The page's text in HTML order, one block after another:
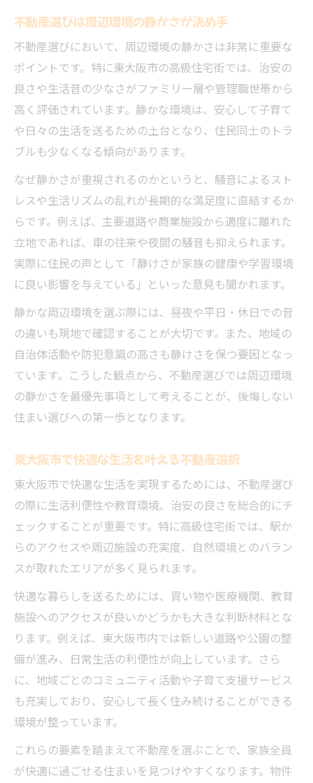
高級住宅街に強い不動産会社選びのヒント
不動産目線で見る東大阪市の高級住宅地事
情
高級エリアの不動産需要と住宅選びの基準
子育て世帯に最適な不動産選びの秘訣
不動産選びは子育て環境と教育面で比較
子育て世帯が求める不動産と周辺施設の充
実
ファミリー向け不動産の周辺環境チェック
法
教育環境と不動産選びの両立が住み心地に
直結
治安と教育環境が整う街に住むメリット
不動産選びで重視すべき治安と教育環境の
両立
東大阪市の治安が不動産の価値を高める理
由
ント
安心して暮らせる不動産と地域連携の強さ
治安の良い不動産エリアが子育て世帯に人
気
東大阪市の暮らしやすさを徹底解説
不動産購入前に知るべき東大阪市の暮らし
やすさ
暮らしやすさが際立つ不動産エリアの魅力
周辺環境と不動産が支える快適な日常生活
生活利便性が高い不動産の見極め方
家族で安心して暮らせる不動産環境の条件
住環境充実で安心感を得られる不動産選択
安心して暮らせる不動産の条件と周辺環境
不動産選びは周辺環境の静かさが決め手
不動産選びにおいて、周辺環境の静かさは非常に重要な
ポイントです。特に東大阪市の高級住宅街では、治安の
良さや生活音の少なさがファミリー層や管理職世帯から
高く評価されています。静かな環境は、安心して子育て
や日々の生活を送るための土台となり、住民同士のトラ
ブルも少なくなる傾向があります。
なぜ静かさが重視されるのかというと、騒音によるスト
レスや生活リズムの乱れが長期的な満足度に直結するか
らです。例えば、主要道路や商業施設から適度に離れた
立地であれば、車の往来や夜間の騒音も抑えられます。
実際に住民の声として「静けさが家族の健康や学習環境
に良い影響を与えている」といった意見も聞かれます。
静かな周辺環境を選ぶ際には、昼夜や平日・休日での音
の違いも現地で確認することが大切です。また、地域の
自治体活動や防犯意識の高さも静けさを保つ要因となっ
ています。こうした観点から、不動産選びでは周辺環境
の静かさを最優先事項として考えることが、後悔しない
住まい選びへの第一歩となります。
東大阪市で快適な生活を叶える不動産選択
東大阪市で快適な生活を実現するためには、不動産選び
の際に生活利便性や教育環境、治安の良さを総合的にチ
ェックすることが重要です。特に高級住宅街では、駅か
らのアクセスや周辺施設の充実度、自然環境とのバラン
スが取れたエリアが多く見られます。
快適な暮らしを送るためには、買い物や医療機関、教育
施設へのアクセスが良いかどうかも大きな判断材料とな
ります。例えば、東大阪市内では新しい道路や公園の整
備が進み、日常生活の利便性が向上しています。さら
に、地域ごとのコミュニティ活動や子育て支援サービス
も充実しており、安心して長く住み続けることができる
環境が整っています。
これらの要素を踏まえて不動産を選ぶことで、家族全員
が快適に過ごせる住まいを見つけやすくなります。物件